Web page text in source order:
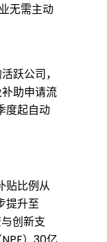
无需主动
跃公司，
助申请流
度起自动
贴比例从
提升至
创新支